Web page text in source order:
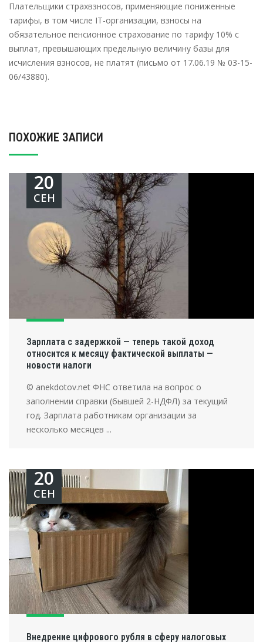
Плательщики страхвзносов, применяющие пониженные
тарифы, в том числе IT-организации, взносы на
обязательное пенсионное страхование по тарифу 10% с
выплат, превышающих предельную величину базы для
исчисления взносов, не платят (письмо от 17.06.19 № 03-15-
06/43880).
ПОХОЖИЕ ЗАПИСИ
Зарплата с задержкой — теперь такой доход
относится к месяцу фактической выплаты —
новости налоги
20
СЕН
© anekdotov.net ФНС ответила на вопрос о
заполнении справки (бывшей 2-НДФЛ) за текущий
год. Зарплата работникам организации за
несколько месяцев ...
Внедрение цифрового рубля в сферу налоговых
20
СЕН